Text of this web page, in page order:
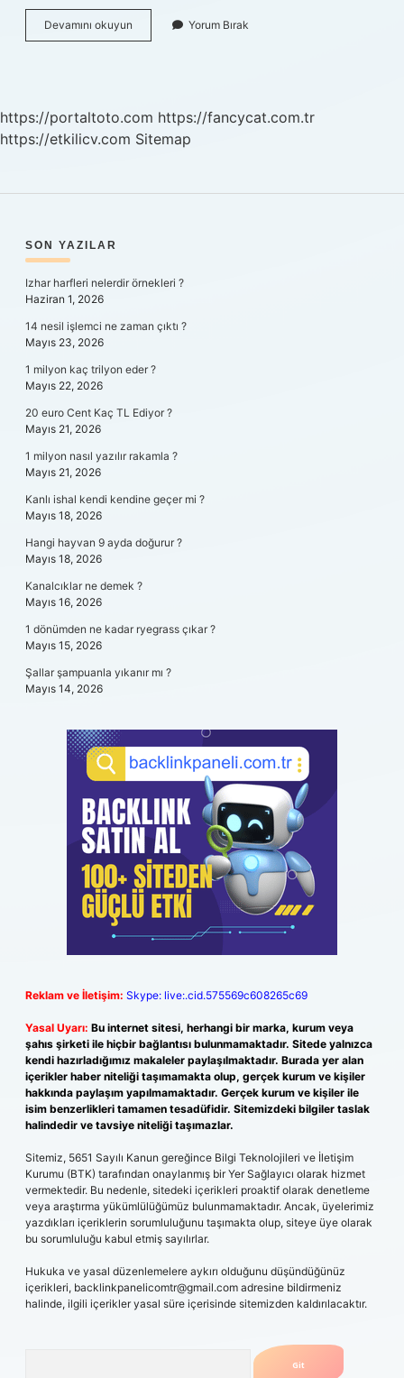
Devamını okuyun
Hangi
Yorum Bırak
https://portaltoto.com https://fancycat.com.tr
https://etkilicv.com Sitemap
SIDEBAR
SON YAZILAR
Izhar harfleri nelerdir örnekleri ?
Haziran 1, 2026
14 nesil işlemci ne zaman çıktı ?
Mayıs 23, 2026
1 milyon kaç trilyon eder ?
Mayıs 22, 2026
20 euro Cent Kaç TL Ediyor ?
Mayıs 21, 2026
1 milyon nasıl yazılır rakamla ?
Mayıs 21, 2026
Kanlı ishal kendi kendine geçer mi ?
Mayıs 18, 2026
Hangi hayvan 9 ayda doğurur ?
Mayıs 18, 2026
Kanalcıklar ne demek ?
Mayıs 16, 2026
1 dönümden ne kadar ryegrass çıkar ?
Mayıs 15, 2026
Şallar şampuanla yıkanır mı ?
Mayıs 14, 2026
Reklam ve İletişim: Skype: live:.cid.575569c608265c69
Yasal Uyarı: Bu internet sitesi, herhangi bir marka, kurum veya
şahıs şirketi ile hiçbir bağlantısı bulunmamaktadır. Sitede yalnızca
kendi hazırladığımız makaleler paylaşılmaktadır. Burada yer alan
içerikler haber niteliği taşımamakta olup, gerçek kurum ve kişiler
hakkında paylaşım yapılmamaktadır. Gerçek kurum ve kişiler ile
isim benzerlikleri tamamen tesadüfidir. Sitemizdeki bilgiler taslak
halindedir ve tavsiye niteliği taşımazlar.
Sitemiz, 5651 Sayılı Kanun gereğince Bilgi Teknolojileri ve İletişim
Kurumu (BTK) tarafından onaylanmış bir Yer Sağlayıcı olarak hizmet
vermektedir. Bu nedenle, sitedeki içerikleri proaktif olarak denetleme
veya araştırma yükümlülüğümüz bulunmamaktadır. Ancak, üyelerimiz
yazdıkları içeriklerin sorumluluğunu taşımakta olup, siteye üye olarak
bu sorumluluğu kabul etmiş sayılırlar.
Hukuka ve yasal düzenlemelere aykırı olduğunu düşündüğünüz
içerikleri, backlinkpanelicomtr@gmail.com adresine bildirmeniz
halinde, ilgili içerikler yasal süre içerisinde sitemizden kaldırılacaktır.